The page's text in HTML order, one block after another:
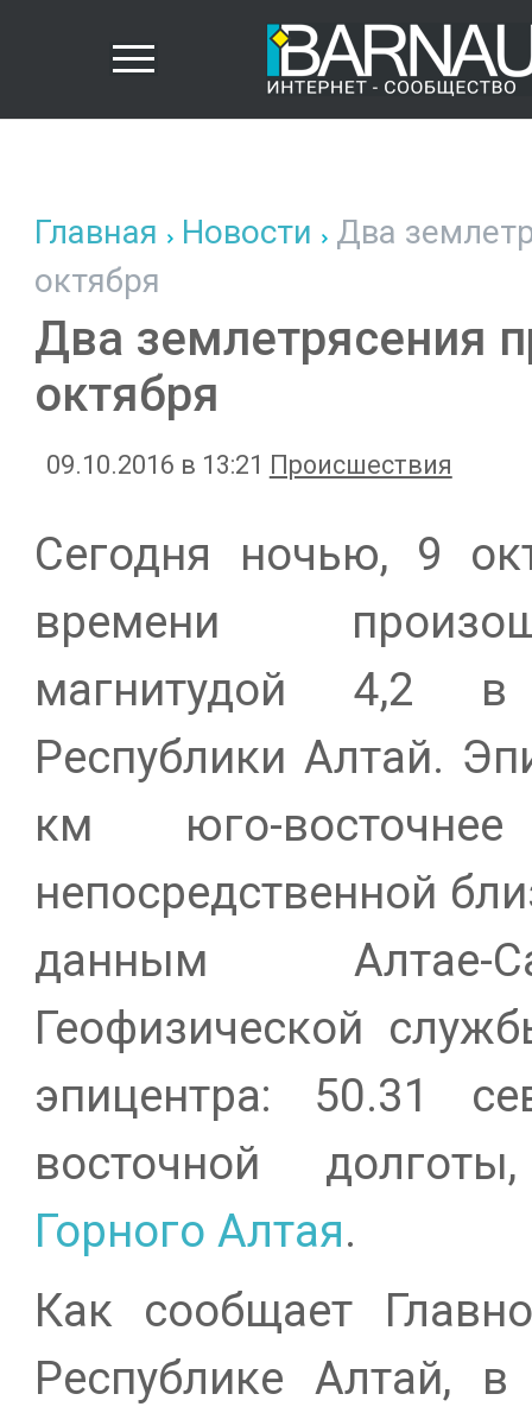
Главная Новости Два
октября
Два землетрясения
октября
09.10.2016 в 13:21 Происшествия
Сегодня ночью, 9
времени
магнитудой 4,2 в
Республики Алтай.
км юго-
непосредственной
данным Алтае-
Геофизической
эпицентра: 50.31
восточной
Горного Алтая.
Как сообщает
Республике Алтай,